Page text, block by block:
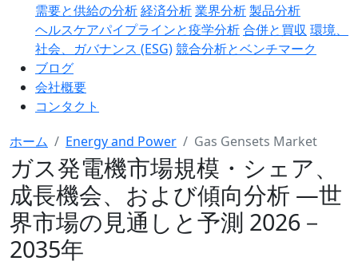
需要と供給の分析経済分析業界分析製品分析
ヘルスケアパイプラインと疫学分析合併と買収 環境、
社会、ガバナンス (ESG)競合分析とベンチマーク
ブログ
会社概要
コンタクト
ホーム Energy and Power Gas Gensets Market
ガス発電機市場規模・シェア、
成長機会、および傾向分析 ―世
界市場の見通しと予測 2026－
2035年